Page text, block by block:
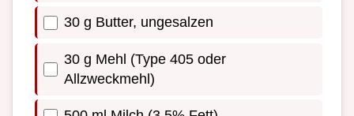
30 g Butter, ungesalzen
30 g Mehl (Type 405 oder
Allzweckmehl)